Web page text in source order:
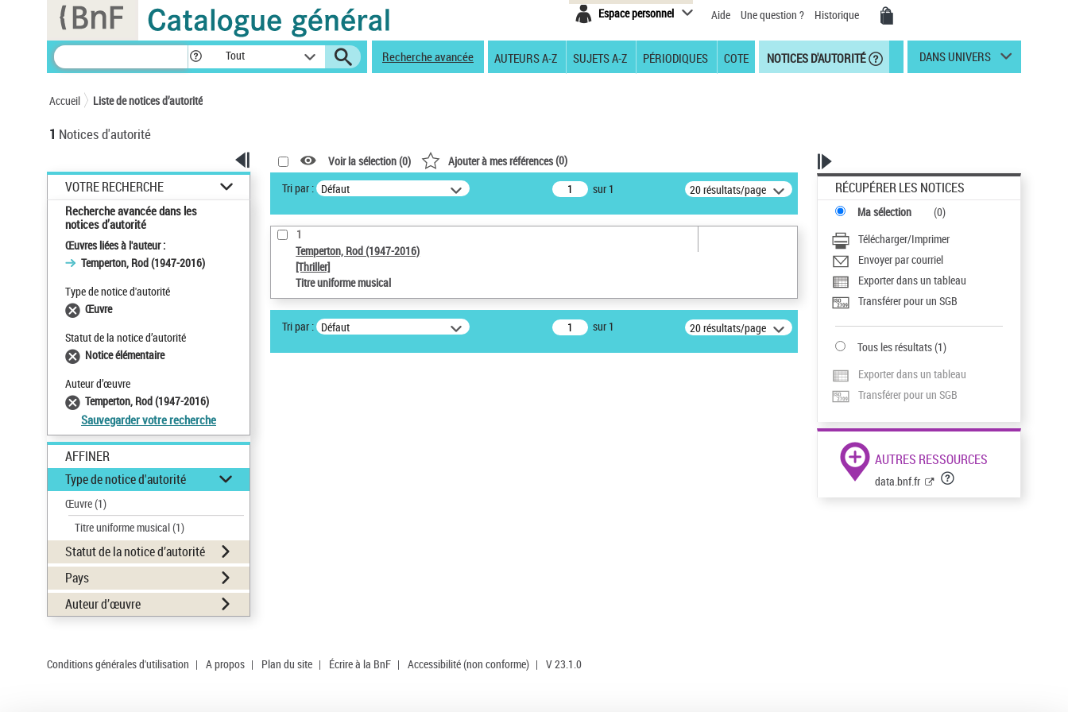
Espace personnel Aide Une question ? Historique
Tout Recherche avancée AUTEURS A-Z SUJETS A-Z PÉRIODIQUES COTE NOTICES D'AUTORITÉ DANS UNIVERS
Accueil Liste de notices d’autorité
1 Notices d'autorité
VOTRE RECHERCHE
Recherche avancée dans les
notices d’autorité
Œuvres liées à l'auteur :
Temperton, Rod (1947-2016)
Type de notice d'autorité
Œuvre
Statut de la notice d’autorité
Notice élémentaire
Auteur d’œuvre
Temperton, Rod (1947-2016)
Sauvegarder votre recherche
AFFINER
Type de notice d'autorité
Œuvre(1)
Titre uniforme musical(1)
Statut de la notice d’autorité
Pays
Auteur d’œuvre
Voir la sélection (0) Ajouter à mes références(0)
Tri par : Défaut sur 1 20 résultats/page
1
Temperton, Rod (1947-2016)
[Thriller]
Titre uniforme musical
Tri par : Défaut sur 1 20 résultats/page
RÉCUPÉRER LES NOTICES
Ma sélection (0)
Télécharger/Imprimer
Envoyer par courriel
Exporter dans un tableau
Transférer pour un SGB
Tous les résultats(1)
Exporter dans un tableau
Transférer pour un SGB
AUTRES RESSOURCES
data.bnf.fr
Conditions générales d'utilisation | A propos | Plan du site | Écrire à la BnF | Accessibilité (non conforme) | V 23.1.0
Panneau de gestion des cookies